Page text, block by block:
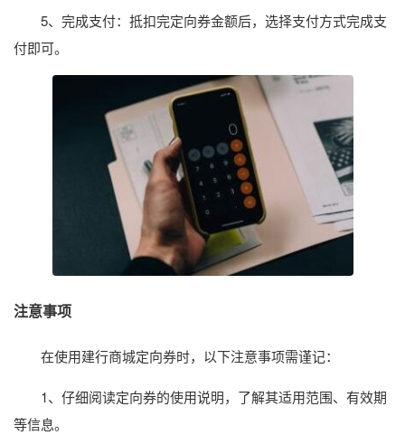
5、完成支付：抵扣完定向券金额后，选择支付方式完成支
付即可。
注意事项
在使用建行商城定向券时，以下注意事项需谨记：
1、仔细阅读定向券的使用说明，了解其适用范围、有效期
等信息。